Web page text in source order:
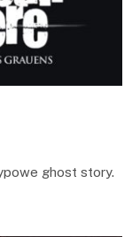
ghost story.